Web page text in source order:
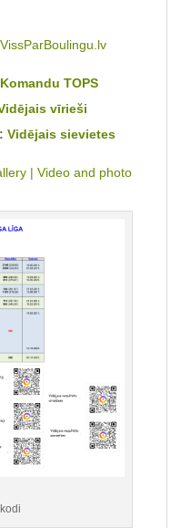
Komandu TOPS
vīrieši
Vidējais sievietes
| Video and photo